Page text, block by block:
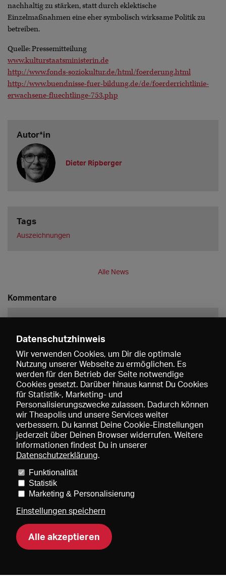
nachhaltig zu stärken, statt durch eklektische
Einzelmaßnahmen eine eher symbolisch wirksame Politik zu
betreiben.
Quelle: Pressemitteilung
www.kulturstaatsministerin.de
http://www.fonds-soziokultur.de/html/foerderung.html
http://www.buendnisse-fuer-bildung.de/de/foerderrichtlinie-
erwachsene-fluechtlinge-753.php
Autor*in
Dieter Ripberger
Tags
Auszeichnungen
Alle News
Kommentare
Speichern
Preise und Mitgliedschaften
Mediadaten
Über uns Impressum
DE
Datenschutzhinweis
Wir verwenden Cookies, um Dir die optimale
Nutzung unserer Webseite zu ermöglichen. Es
werden für den Betrieb der Seite notwendige
Cookies gesetzt. Darüber hinaus kannst Du Cookies
für Statistik-, Marketing- und
Personalisierungszwecke zulassen. Dadurch können
wir Theapolis und unsere Services weiter
verbessern. Du kannst Deine Cookie-Einstellungen
jederzeit über Deinen Browser widerrufen. Weitere
Informationen findest Du in unserer
Datenschutzerklärung.
Funktionalität
Statistik
Marketing & Personalisierung
Einstellungen speichern
Alle akzeptieren